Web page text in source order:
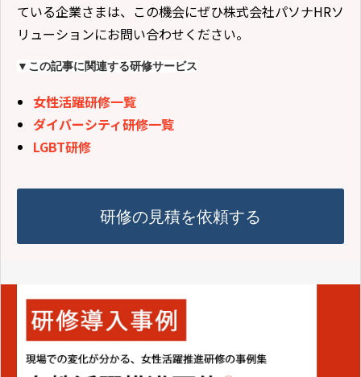
ている企業さまは、この機会にぜひ株式会社パソナHRソ
リューションにお問い合わせください。
▼この記事に関連する研修サービス
女性活躍研修一覧
ダイバーシティ研修一覧
LGBT研修
研修の見積を依頼する